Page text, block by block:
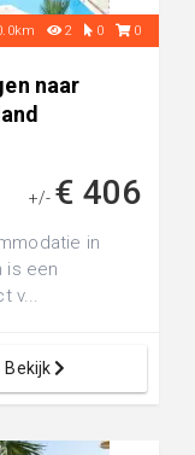
2 0 0
naar
+/- € 406
in
is een
v...
Bekijk